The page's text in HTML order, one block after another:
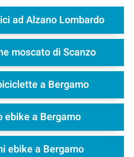
ad Alzano Lombardo
moscato di Scanzo
a Bergamo
ebike a Bergamo
ebike a Bergamo